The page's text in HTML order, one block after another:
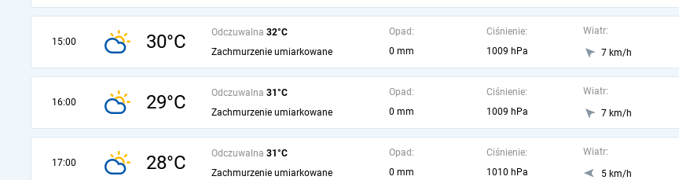
15:00 30°C Odczuwalna 32°C
Zachmurzenie umiarkowane
Opad:
0 mm
Ciśnienie:
1009 hPa
Wiatr:
7 km/h
16:00 29°C Odczuwalna 31°C
Zachmurzenie umiarkowane
Opad:
0 mm
Ciśnienie:
1009 hPa
Wiatr:
7 km/h
17:00 28°C Odczuwalna 31°C
Zachmurzenie umiarkowane
Opad:
0 mm
Ciśnienie:
1010 hPa
Wiatr:
5 km/h